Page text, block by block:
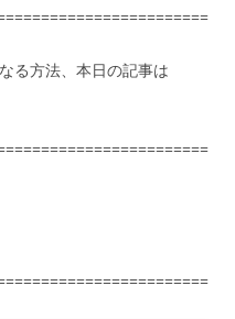
る方法、本日の記事は